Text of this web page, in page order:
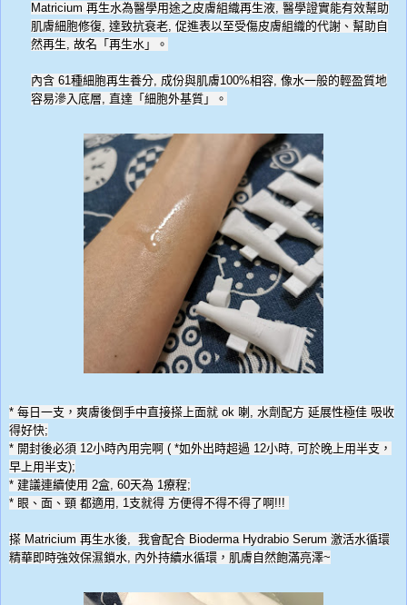
Matricium 再生水為醫學用途之皮膚組織再生液, 醫學證實能有效幫助
肌膚細胞修復, 達致抗衰老, 促進表以至受傷皮膚組織的代謝、幫助自
然再生, 故名「再生水」。
內含 61種細胞再生養分, 成份與肌膚100%相容, 像水一般的輕盈質地
容易滲入底層, 直達「細胞外基質」。
* 每日一支，爽膚後倒手中直接搽上面就 ok 喇 , 水劑配方 延展性極佳 吸收
得好快;
* 開封後必須 12小時內用完啊 ( *如外出時超過 12小時, 可於晚上用半支，
早上用半支);
* 建議連續使用 2盒, 60天為 1療程;
* 眼、面、頸 都適用 , 1支就得 方便得不得不得了啊!!!
搽 Matricium 再生水後, 我會配合 Bioderma Hydrabio Serum 激活水循環
精華即時強效保濕鎖水, 內外持續水循環，肌膚自然飽滿亮澤~